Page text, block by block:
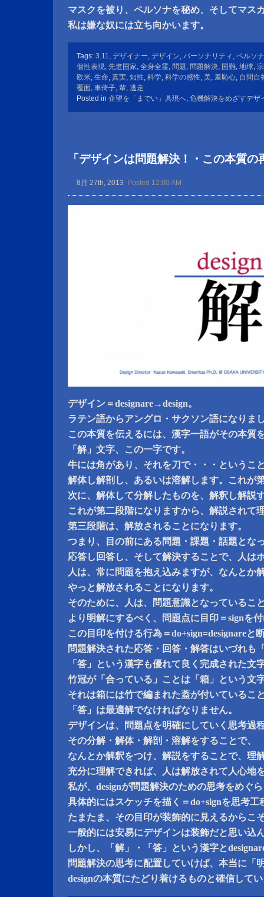
マスクを被り、ペルソナを秘め、そしてマス
私は嫌な奴には立ち向かいます。
Tags: 3.11, デザイナー, デザイン, パーソナリティ , ペルソナ
個性表現, 先進国家, 全身全霊, 問題, 問題解決, 国難, 地球,
欧米, 生命, 真実, 知性, 科学, 科学の感性, 美, 羞恥心, 自問自
覆面, 車倚子, 輩, 逃走
Posted in 企望を「までい」具現へ, 危機解決をめざすデザ
「デザインは問題解決！・この本質の
8月 27th, 2013 Posted 12:00 AM
デザイン＝designare→design。
ラテン語からアングロ・サクソン語になりま
この本質を伝えるには、漢字一語がその本質
「解」文字、この一字です。
牛には角があり、それを刀で・・・というこ
解体し解剖し、あるいは溶解します。これが
次に、解体して分解したものを、解釈し解説
これが第二段階になりますから、解説されて
第三段階は、解放されることになります。
つまり、目の前にある問題・課題・話題とな
応答し回答し、そして解決することで、人は
人は、常に問題を抱え込みますが、なんとか
やっと解放されることになります。
そのために、人は、問題意識となっているこ
より明解にするべく、問題点に目印＝signを
この目印を付ける行為＝do+sign=designareと
問題解決された応答・回答・解答はいづれも
「答」という漢字も優れて良く完成された文
竹冠が「合っている」ことは「箱」という文
それは箱には竹で編まれた蓋が付いているこ
「答」は最適解でなければなりません。
デザインは、問題点を明確にしていく思考過
その分解・解体・解剖・溶解をすることで、
なんとか解釈をつけ、解説をすることで、理
充分に理解できれば、人は解放されて人心地
私が、designが問題解決のための思考をめぐ
具体的にはスケッチを描く＝do+signを思考工
たまたま、その目印が装飾的に見えるからこ
一般的には安易にデザインは装飾だと思い込
しかし、「解」・「答」という漢字と
問題解決の思考に配置していけば、本当に「
designの本質にたどり着けるものと確信して